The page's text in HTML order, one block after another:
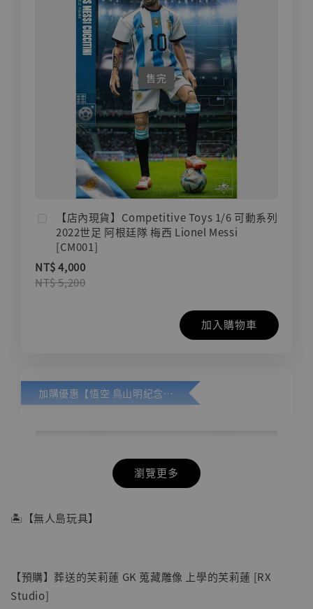
售完
【店內現貨】Competitive Toys 1/6 可動系列
2022世足 阿根廷隊 梅西 Lionel Messi
[CM001]
NT$ 4,000
NT$ 5,200
加入購物車
加購優惠【悟空 鳥山明紀念款 [奇蹟工作室]】
瀏覽更多
🏝【無人島玩具】
【預購】葬送的芙莉蓮 GK 蒐藏雕像 上學的芙莉蓮 [RX
Studio]